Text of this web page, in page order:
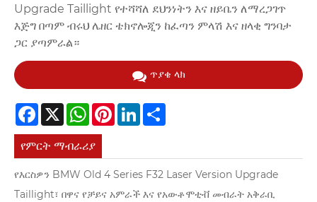
Upgrade Taillight የተሻሻለ ደህንነትን እና ዘይቤን ለማረጋገጥ
እጅግ በጣም ብሩህ ሌዘር ቴክኖሎጂን ከፈጣን ምላሽ እና ዘላቂ ግንባታ
ጋር ያጣምራል።
ጥያቄ ላክ
Facebook
X WhatsApp
Pinterest
LinkedIn
የምርት ማብራሪያ
የእርስዎን BMW Old 4 Series F32 Laser Version Upgrade
Taillight፣ በዋና የቻይና አምራች እና የአውቶሞቲቭ መብራት አቅራቢ